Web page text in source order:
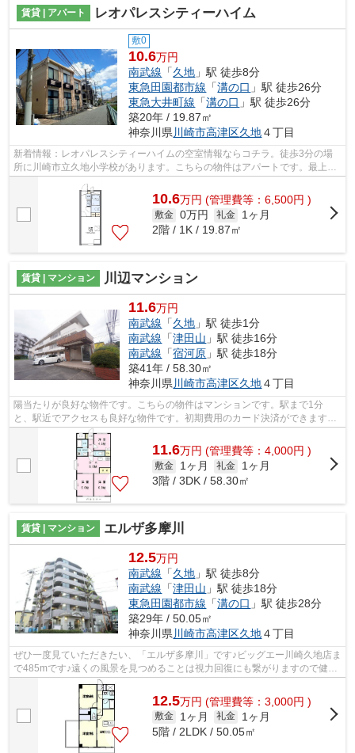
賃貸 | アパート レオパレスシティーハイム
敷0
10.6万円
南武線 「久地 」駅 徒歩8分
東急田園都市線 「溝の口 」駅 徒歩26分
東急大井町線 「溝の口 」駅 徒歩26分
築20年 / 19.87㎡
神奈川県 川崎市高津区久地４丁目
新着情報：レオパレスシティーハイムの空室情報ならコチラ。徒歩3分の場
所に川崎市立久地小学校があります。こちらの物件はアパートです。最上階
の物件です。南武線久地近くで快適な住...
10.6万円 (管理費等：6,500円 )
敷金 0万円 礼金
1ヶ月
2階 / 1K / 19.87㎡
賃貸 | マンション 川辺マンション
11.6万円
南武線 「久地 」駅 徒歩1分
南武線 「津田山 」駅 徒歩16分
南武線 「宿河原 」駅 徒歩18分
築41年 / 58.30㎡
神奈川県 川崎市高津区久地４丁目
陽当たりが良好な物件です。こちらの物件はマンションです。駅まで1分
と、駅近でアクセスも良好な物件です。初期費用のカード決済ができます。
明るいスタッフ、明るい店内。ケイズ 本...
11.6万円 (管理費等：4,000円 )
敷金 1ヶ月 礼金
1ヶ月
3階 / 3DK / 58.30㎡
賃貸 | マンション エルザ多摩川
12.5万円
南武線 「久地 」駅 徒歩8分
南武線 「津田山 」駅 徒歩18分
東急田園都市線 「溝の口 」駅 徒歩28分
築29年 / 50.05㎡
神奈川県川崎市高津区久地４丁目
ぜひ一度見ていただきたい、「エルザ多摩川」です♪ビッグエー川崎久地店ま
で485mです♪遠くの風景を見つめることは視力回復にも繋がりますので健康
的になれます♪クレジットカードで初期...
12.5万円 (管理費等：3,000円 )
敷金 1ヶ月 礼金
1ヶ月
5階 / 2LDK / 50.05㎡